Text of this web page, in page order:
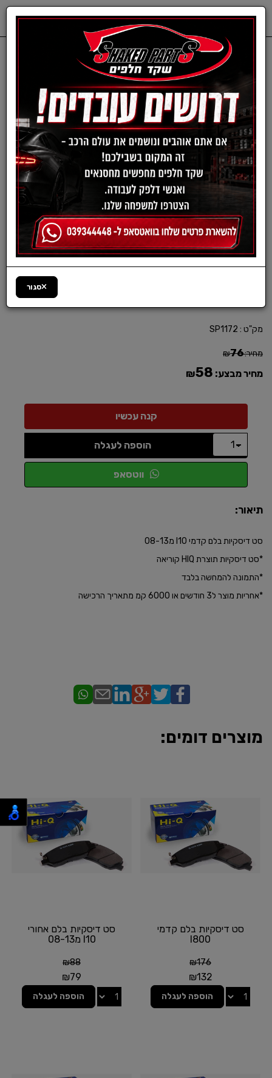
חלפים מכנים HYUNDAI רפידות בלם - יונדאי
סט דיסקיות בלם קדמי I10
מ08-13
מק"ט : SP1172
מחיר: ₪76
מחיר מבצע: ₪58
הוספה לעגלה
ווטסאפ
תיאור:
סט דיסקיות בלם קדמי I10 מ08-13
*סט דיסקיות תוצרת HIQ קוריאה
*התמונה להמחשה בלבד
​*אחריות מוצר ל3 חודשים או 6000 קמ מתאריך הרכישה
מוצרים דומים:
סט דיסקיות בלם קדמי
I800
₪176
₪132
הוספה לעגלה
סט דיסקיות בלם אחורי
I10 מ08-13
₪88
₪79
הוספה לעגלה
סגור